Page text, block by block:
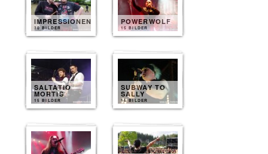
IMPRESSIONEN
30 BILDER
POWERWOLF
15 BILDER
SALTATIO
MORTIS
15 BILDER
SUBWAY TO
SALLY
15 BILDER